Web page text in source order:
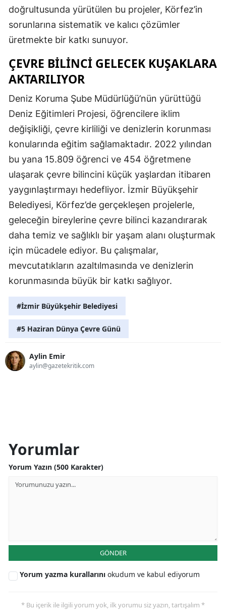
doğrultusunda yürütülen bu projeler, Körfez’in
sorunlarına sistematik ve kalıcı çözümler
üretmekte bir katkı sunuyor.
ÇEVRE BILINCI GELECEK KUŞAKLARA
AKTARILIYOR
Deniz Koruma Şube Müdürlüğü’nün yürüttüğü
Deniz Eğitimleri Projesi, öğrencilere iklim
değişikliği, çevre kirliliği ve denizlerin korunması
konularında eğitim sağlamaktadır. 2022 yılından
bu yana 15.809 öğrenci ve 454 öğretmene
ulaşarak çevre bilincini küçük yaşlardan itibaren
yaygınlaştırmayı hedefliyor. İzmir Büyükşehir
Belediyesi, Körfez’de gerçekleşen projelerle,
geleceğin bireylerine çevre bilinci kazandırarak
daha temiz ve sağlıklı bir yaşam alanı oluşturmak
için mücadele ediyor. Bu çalışmalar,
mevcutatıkların azaltılmasında ve denizlerin
korunmasında büyük bir katkı sağlıyor.
#İzmir Büyükşehir Belediyesi
#5 Haziran Dünya Çevre Günü
Aylin Emir
aylin@gazetekritik.com
Yorumlar
Yorum Yazın (500 Karakter)
GÖNDER
Yorum yazma kurallarını okudum ve kabul ediyorum
* Bu içerik ile ilgili yorum yok, ilk yorumu siz yazın, tartışalım *